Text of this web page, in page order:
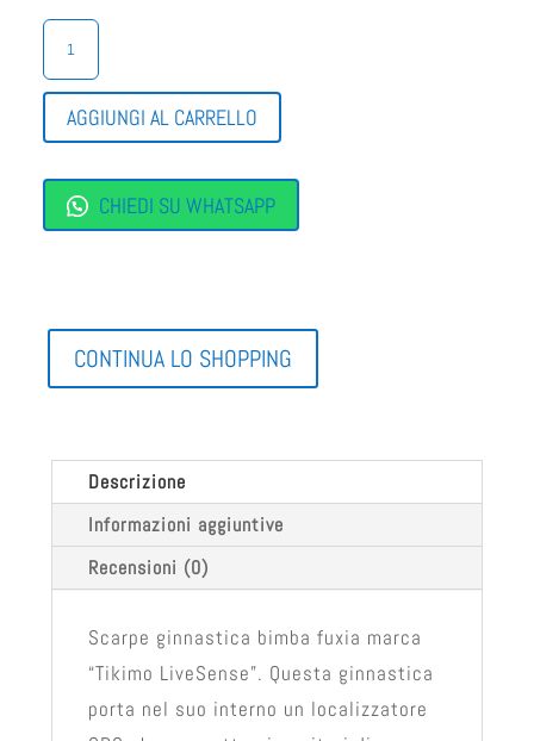
SCARPE
GINNASTICA
BIMBA
FUXIA
QUANTITÀ
AGGIUNGI AL CARRELLO
CHIEDI SU WHATSAPP
CONTINUA LO SHOPPING
Descrizione
Informazioni aggiuntive
Recensioni (0)
Scarpe ginnastica bimba fuxia marca
“Tikimo LiveSense”. Questa ginnastica
porta nel suo interno un localizzatore